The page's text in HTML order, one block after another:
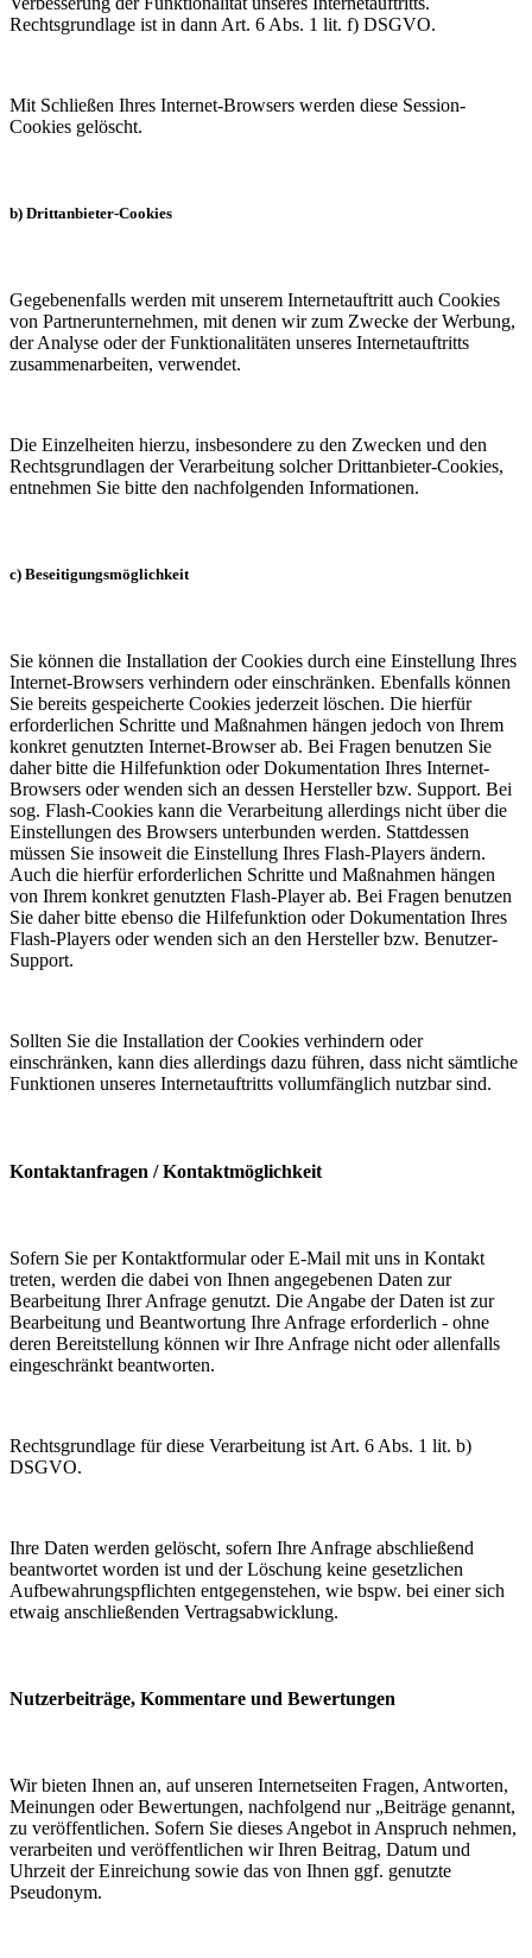
Rechtsgrundlage ist in dann Art. 6 Abs. 1 lit. f) DSGVO.
Mit Schließen Ihres Internet-Browsers werden diese Session-
Cookies gelöscht.
b) Drittanbieter-Cookies
Gegebenenfalls werden mit unserem Internetauftritt auch Cookies
von Partnerunternehmen, mit denen wir zum Zwecke der Werbung,
der Analyse oder der Funktionalitäten unseres Internetauftritts
zusammenarbeiten, verwendet.
Die Einzelheiten hierzu, insbesondere zu den Zwecken und den
Rechtsgrundlagen der Verarbeitung solcher Drittanbieter-Cookies,
entnehmen Sie bitte den nachfolgenden Informationen.
c) Beseitigungsmöglichkeit
Sie können die Installation der Cookies durch eine Einstellung Ihres
Internet-Browsers verhindern oder einschränken. Ebenfalls können
Sie bereits gespeicherte Cookies jederzeit löschen. Die hierfür
erforderlichen Schritte und Maßnahmen hängen jedoch von Ihrem
konkret genutzten Internet-Browser ab. Bei Fragen benutzen Sie
daher bitte die Hilfefunktion oder Dokumentation Ihres Internet-
Browsers oder wenden sich an dessen Hersteller bzw. Support. Bei
sog. Flash-Cookies kann die Verarbeitung allerdings nicht über die
Einstellungen des Browsers unterbunden werden. Stattdessen
müssen Sie insoweit die Einstellung Ihres Flash-Players ändern.
Auch die hierfür erforderlichen Schritte und Maßnahmen hängen
von Ihrem konkret genutzten Flash-Player ab. Bei Fragen benutzen
Sie daher bitte ebenso die Hilfefunktion oder Dokumentation Ihres
Flash-Players oder wenden sich an den Hersteller bzw. Benutzer-
Support.
Sollten Sie die Installation der Cookies verhindern oder
einschränken, kann dies allerdings dazu führen, dass nicht sämtliche
Funktionen unseres Internetauftritts vollumfänglich nutzbar sind.
Kontaktanfragen / Kontaktmöglichkeit
Sofern Sie per Kontaktformular oder E-Mail mit uns in Kontakt
treten, werden die dabei von Ihnen angegebenen Daten zur
Bearbeitung Ihrer Anfrage genutzt. Die Angabe der Daten ist zur
Bearbeitung und Beantwortung Ihre Anfrage erforderlich - ohne
deren Bereitstellung können wir Ihre Anfrage nicht oder allenfalls
eingeschränkt beantworten.
Rechtsgrundlage für diese Verarbeitung ist Art. 6 Abs. 1 lit. b)
DSGVO.
Ihre Daten werden gelöscht, sofern Ihre Anfrage abschließend
beantwortet worden ist und der Löschung keine gesetzlichen
Aufbewahrungspflichten entgegenstehen, wie bspw. bei einer sich
etwaig anschließenden Vertragsabwicklung.
Nutzerbeiträge, Kommentare und Bewertungen
Wir bieten Ihnen an, auf unseren Internetseiten Fragen, Antworten,
Meinungen oder Bewertungen, nachfolgend nur „Beiträge genannt,
zu veröffentlichen. Sofern Sie dieses Angebot in Anspruch nehmen,
verarbeiten und veröffentlichen wir Ihren Beitrag, Datum und
Uhrzeit der Einreichung sowie das von Ihnen ggf. genutzte
Pseudonym.